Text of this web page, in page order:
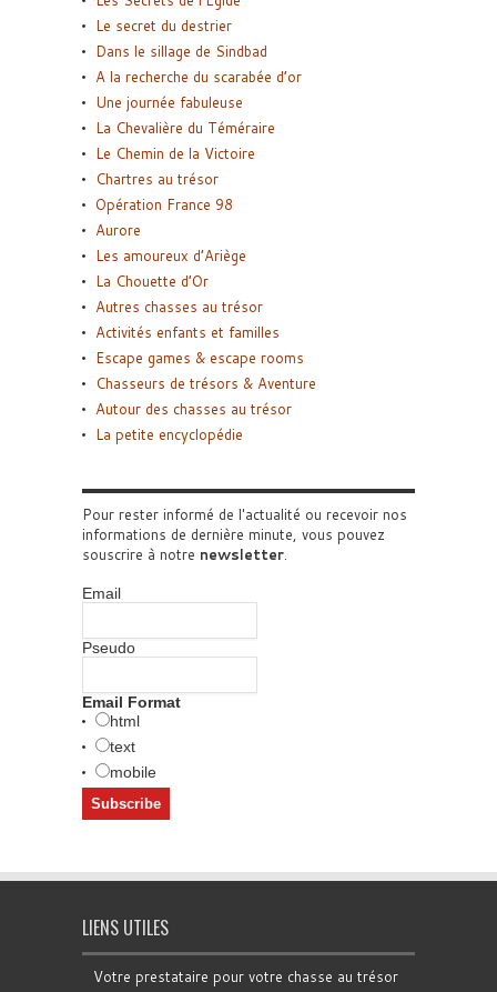
Le secret du destrier
Dans le sillage de Sindbad
A la recherche du scarabée d’or
Une journée fabuleuse
La Chevalière du Téméraire
Le Chemin de la Victoire
Chartres au trésor
Opération France 98
Aurore
Les amoureux d’Ariège
La Chouette d’Or
Autres chasses au trésor
Activités enfants et familles
Escape games & escape rooms
Chasseurs de trésors & Aventure
Autour des chasses au trésor
La petite encyclopédie
Pour rester informé de l'actualité ou recevoir nos
informations de dernière minute, vous pouvez
souscrire à notre newsletter.
Email
Pseudo
Email Format
html
text
mobile
LIENS UTILES
Votre prestataire pour votre chasse au trésor